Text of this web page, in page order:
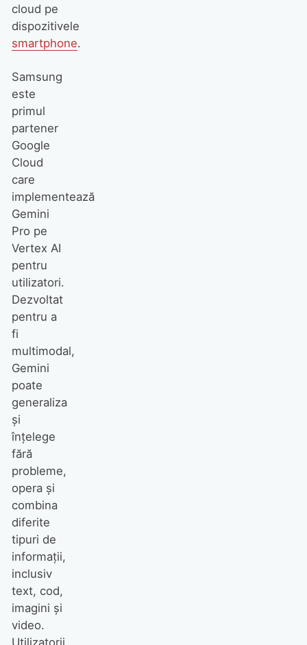
cloud pe
dispozitivele
smartphone.
Samsung
este
primul
partener
Google
Cloud
care
implementează
Gemini
Pro pe
Vertex AI
pentru
utilizatori.
Dezvoltat
pentru a
fi
multimodal,
Gemini
poate
generaliza
și
înțelege
fără
probleme,
opera și
combina
diferite
tipuri de
informații,
inclusiv
text, cod,
imagini și
video.
Utilizatorii